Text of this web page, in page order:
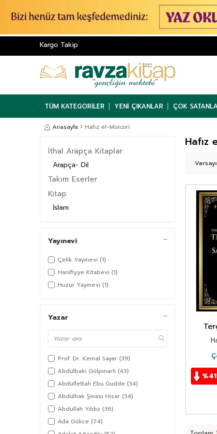
Kargo Takip
TÜM KATEGORILER YENI ÇIKANLAR ÇOK
Anasayfa Hafız el-Münziri
İthal Arapça Kitaplar
Arapça- Dil
Takım Eserler
Kitap
İslam
Yayınevi
Çelik Yayınevi (1)
Hanifiyye Kitabevi (1)
Huzur Yayınevi (1)
Yazar
Prof. Dr. Kemal Sayar (39)
Abdülbaki Gölpınarlı (43)
Abdulfettah Ebu Gudde (34)
Abdülhak Şinasi Hisar (34)
Abdullah Yıldız (36)
Ada Gökce (74)
Hafız
ve
%41